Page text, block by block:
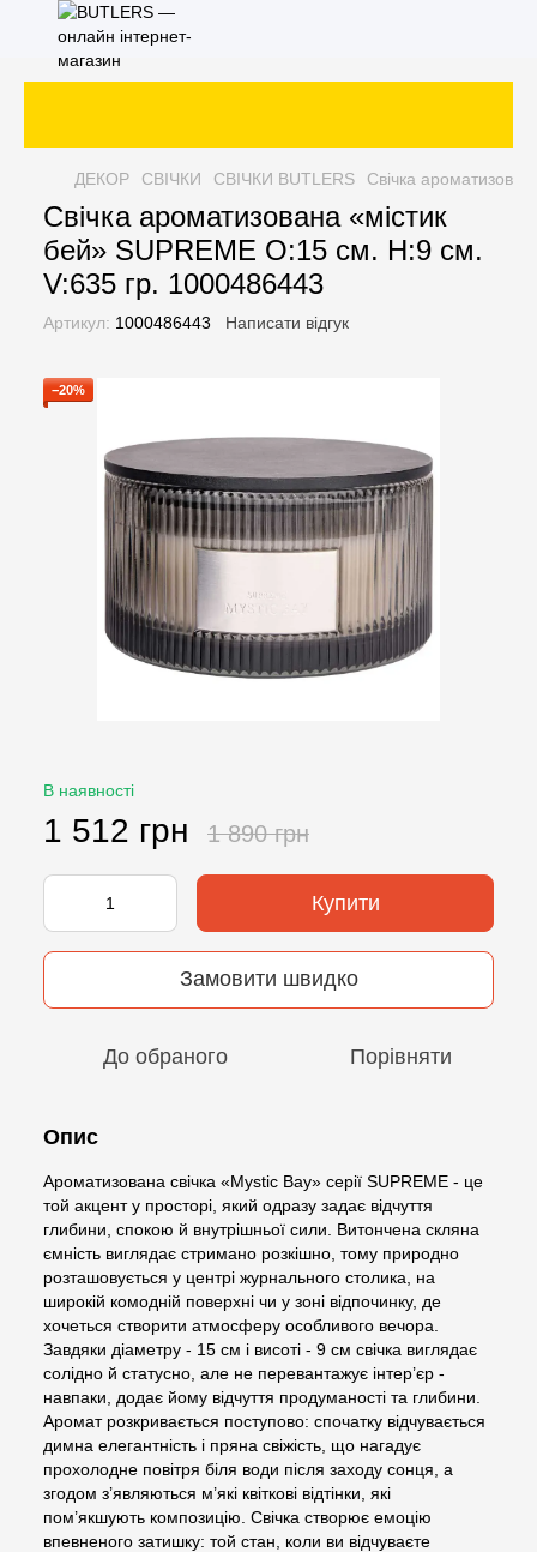
ДЕКОР СВІЧКИ СВІЧКИ BUTLERS Свічка
Свічка ароматизована «містик
бей» SUPREME O:15 см. H:9 см.
V:635 гр. 1000486443
Артикул: 1000486443 Написати відгук
−20%
В наявності
1 512 грн 1 890 грн
Купити
Замовити швидко
До обраного Порівняти
Опис
Ароматизована свічка «Mystic Bay» серії SUPREME - це
той акцент у просторі, який одразу задає відчуття
глибини, спокою й внутрішньої сили. Витончена скляна
ємність виглядає стримано розкішно, тому природно
розташовується у центрі журнального столика, на
широкій комодній поверхні чи у зоні відпочинку, де
хочеться створити атмосферу особливого вечора.
Завдяки діаметру - 15 см і висоті - 9 см свічка виглядає
солідно й статусно, але не перевантажує інтер’єр -
навпаки, додає йому відчуття продуманості та глибини.
Аромат розкривається поступово: спочатку відчувається
димна елегантність і пряна свіжість, що нагадує
прохолодне повітря біля води після заходу сонця, а
згодом з’являються м’які квіткові відтінки, які
пом’якшують композицію. Свічка створює емоцію
впевненого затишку: той стан, коли ви відчуваєте